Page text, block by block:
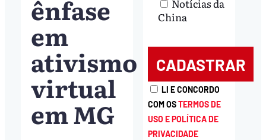
ênfase
em
ativismo
virtual
em MG
Notícias da
China
LI E CONCORDO
COM OSTERMOS DE
USO E POLÍTICA DE
PRIVACIDADE